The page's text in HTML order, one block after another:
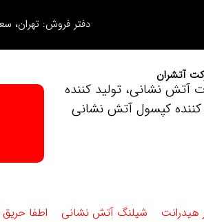
دفتر فروش: تهران،
آتشران
آتش نشانی، تولید کننده
کننده کپسول آتش نشانی
هیدرانت شیلنگ آتش نشانی اطفا حریق